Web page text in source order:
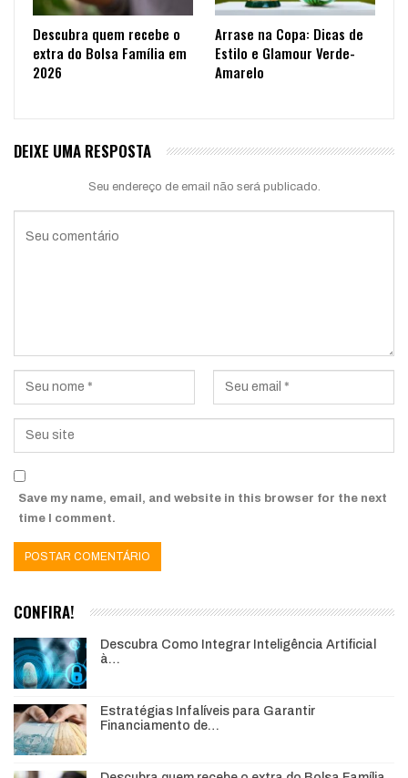
Descubra quem recebe o
extra do Bolsa Família em
2026
Arrase na Copa: Dicas de
Estilo e Glamour Verde-
Amarelo
DEIXE UMA RESPOSTA
Seu endereço de email não será publicado.
Save my name, email, and website in this browser for the next
time I comment.
CONFIRA!
Descubra Como Integrar Inteligência Artificial
à…
Estratégias Infalíveis para Garantir
Financiamento de…